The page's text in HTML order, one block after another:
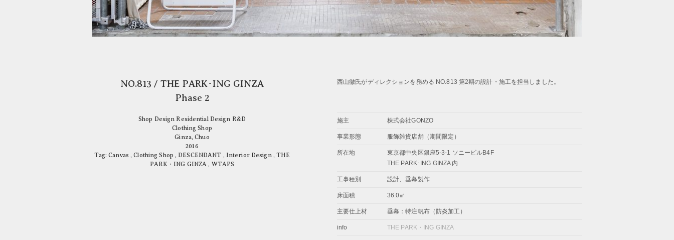
NO.813 / THE PARK･ING GINZA
Phase 2
Shop Design Residential Design R&D
Clothing Shop
Ginza, Chuo
2016
Tag:Canvas ,Clothing Shop , DESCENDANT , Interior Design,THE
PARK・ING GINZA , WTAPS
西山徹氏がディレクションを務める NO.813 第2期の設計・施工を担当しました。
施主 株式会社GONZO
事業形態 服飾雑貨店舗（期間限定）
所在地
東京都中央区銀座5-3-1 ソニービルB4F
THE PARK･ING GINZA 内
工事種別 設計、垂幕製作
床面積 36.0㎡
主要仕上材 垂幕：特注帆布（防炎加工）
info THE PARK・ING GINZA